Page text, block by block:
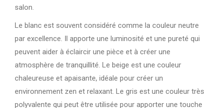
salon.
Le blanc est souvent considéré comme la couleur neutre
par excellence. Il apporte une luminosité et une pureté qui
peuvent aider à éclaircir une pièce et à créer une
atmosphère de tranquillité. Le beige est une couleur
chaleureuse et apaisante, idéale pour créer un
environnement zen et relaxant. Le gris est une couleur très
polyvalente qui peut être utilisée pour apporter une touche